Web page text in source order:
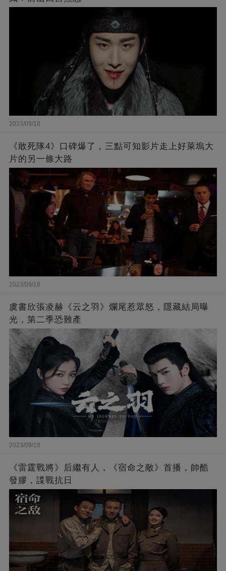
2023/09/18
《敢死隊4》口碑爆了，三點可知影片走上好萊塢大
片的另一條大路
2023/09/18
虞書欣張凌赫《云之羽》爛尾惹眾怒，隱藏結局曝
光，第二季恐難產
2023/09/18
《雷霆戰將》后繼有人，《宿命之敵》首播，帥酷
發膠，諜戰抗日